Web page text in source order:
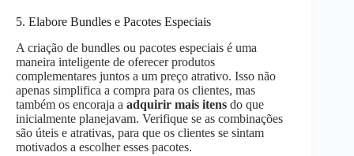
5. Elabore Bundles e Pacotes Especiais
A criação de bundles ou pacotes especiais é uma
maneira inteligente de oferecer produtos
complementares juntos a um preço atrativo. Isso não
apenas simplifica a compra para os clientes, mas
também os encoraja a adquirir mais itens do que
inicialmente planejavam. Verifique se as combinações
são úteis e atrativas, para que os clientes se sintam
motivados a escolher esses pacotes.